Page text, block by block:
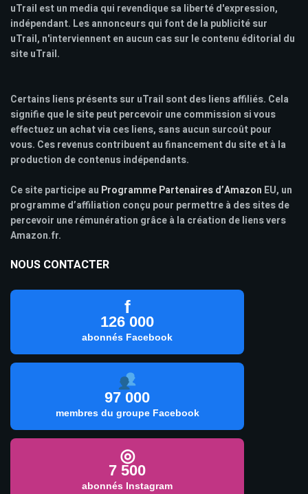
uTrail est un media qui revendique sa liberté d'expression,
indépendant. Les annonceurs qui font de la publicité sur
uTrail, n'interviennent en aucun cas sur le contenu éditorial du
site uTrail.
Certains liens présents sur uTrail sont des liens affiliés. Cela
signifie que le site peut percevoir une commission si vous
effectuez un achat via ces liens, sans aucun surcoût pour
vous. Ces revenus contribuent au financement du site et à la
production de contenus indépendants.
Ce site participe au Programme Partenaires d’Amazon EU, un
programme d’affiliation conçu pour permettre à des sites de
percevoir une rémunération grâce à la création de liens vers
Amazon.fr.
NOUS CONTACTER
f
126 000
abonnés Facebook
97 000
membres du groupe Facebook
◎
7 500
abonnés Instagram